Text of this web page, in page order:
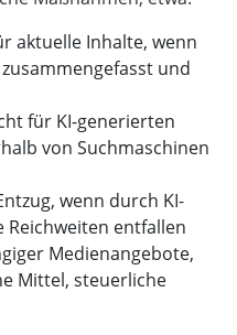
aktuelle Inhalte, wenn
und
für KI-generierten
von Suchmaschinen
wenn durch KI-
entfallen
Medienangebote,
Mittel, steuerliche